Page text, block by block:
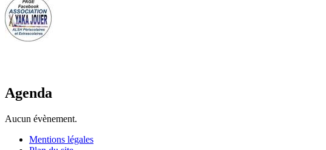
Agenda
Aucun évènement.
Mentions légales